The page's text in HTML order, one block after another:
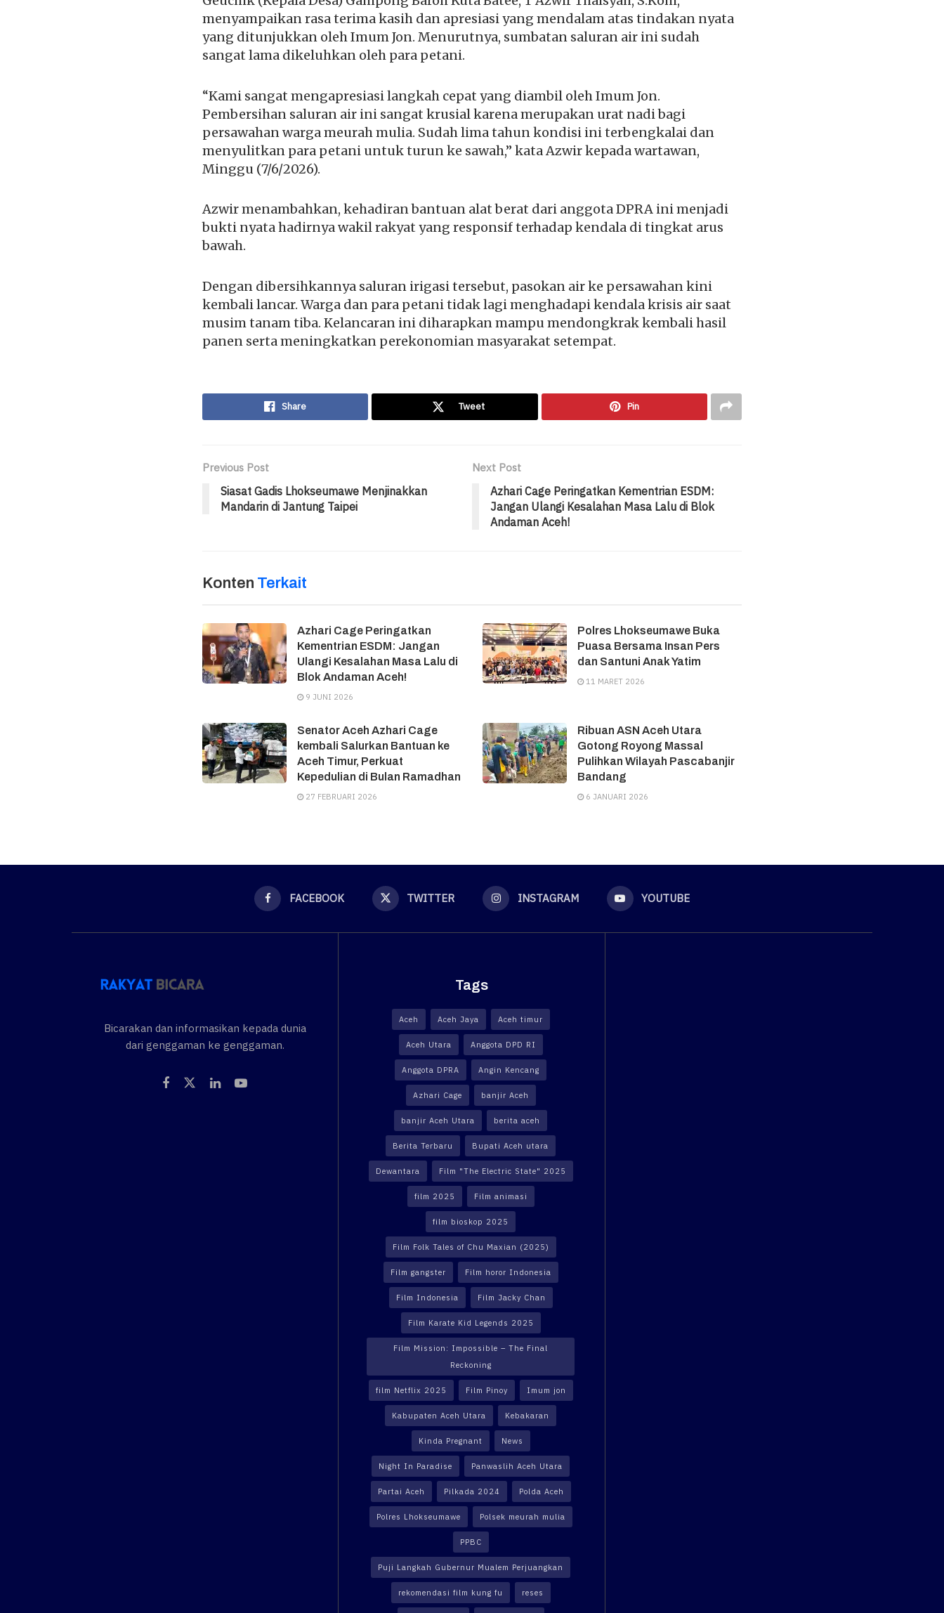
menyampaikan rasa terima kasih dan apresiasi yang mendalam atas tindakan nyata
yang ditunjukkan oleh Imum Jon. Menurutnya, sumbatan saluran air ini sudah
sangat lama dikeluhkan oleh para petani.
“Kami sangat mengapresiasi langkah cepat yang diambil oleh Imum Jon.
Pembersihan saluran air ini sangat krusial karena merupakan urat nadi bagi
persawahan warga meurah mulia. Sudah lima tahun kondisi ini terbengkalai dan
menyulitkan para petani untuk turun ke sawah,” kata Azwir kepada wartawan,
Minggu (7/6/2026).
Azwir menambahkan, kehadiran bantuan alat berat dari anggota DPRA ini menjadi
bukti nyata hadirnya wakil rakyat yang responsif terhadap kendala di tingkat arus
bawah.
Dengan dibersihkannya saluran irigasi tersebut, pasokan air ke persawahan kini
kembali lancar. Warga dan para petani tidak lagi menghadapi kendala krisis air saat
musim tanam tiba. Kelancaran ini diharapkan mampu mendongkrak kembali hasil
panen serta meningkatkan perekonomian masyarakat setempat.
Share Tweet Pin
Previous Post
Siasat Gadis Lhokseumawe Menjinakkan
Mandarin di Jantung Taipei
Next Post
Azhari Cage Peringatkan Kementrian ESDM:
Jangan Ulangi Kesalahan Masa Lalu di Blok
Andaman Aceh!
Konten Terkait
Azhari Cage Peringatkan
Kementrian ESDM: Jangan
Ulangi Kesalahan Masa Lalu di
Blok Andaman Aceh!
9 JUNI 2026
Polres Lhokseumawe Buka
Puasa Bersama Insan Pers
dan Santuni Anak Yatim
11 MARET 2026
Senator Aceh Azhari Cage
kembali Salurkan Bantuan ke
Aceh Timur, Perkuat
Kepedulian di Bulan Ramadhan
27 FEBRUARI 2026
Ribuan ASN Aceh Utara
Gotong Royong Massal
Pulihkan Wilayah Pascabanjir
Bandang
6 JANUARI 2026
FACEBOOK TWITTER INSTAGRAM YOUTUBE
Bicarakan dan informasikan kepada dunia
dari genggaman ke genggaman.
Tags
Aceh Aceh Jaya Aceh timur
Aceh Utara Anggota DPD RI
Anggota DPRA Angin Kencang
Azhari Cage banjir Aceh
banjir Aceh Utara berita aceh
Berita Terbaru Bupati Aceh utara
Dewantara Film "The Electric State" 2025
film 2025 Film animasi
film bioskop 2025
Film Folk Tales of Chu Maxian (2025)
Film gangster Film horor Indonesia
Film Indonesia Film Jacky Chan
Film Karate Kid Legends 2025
Film Mission: Impossible – The Final
Reckoning
film Netflix 2025 Film Pinoy Imum jon
Kabupaten Aceh Utara Kebakaran
Kinda Pregnant News
Night In Paradise Panwaslih Aceh Utara
Partai Aceh Pilkada 2024 Polda Aceh
Polres Lhokseumawe Polsek meurah mulia
PPBC
Puji Langkah Gubernur Mualem Perjuangkan
rekomendasi film kung fu reses